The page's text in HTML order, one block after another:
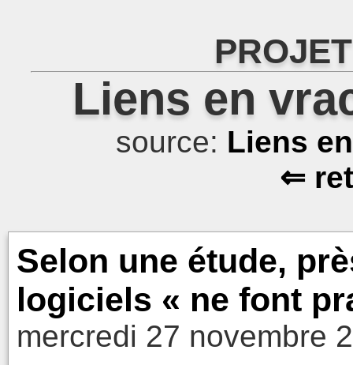
Liens en
source: Liens
⇐
Selon une étude,
logiciels « ne font
mercredi 27 novembre